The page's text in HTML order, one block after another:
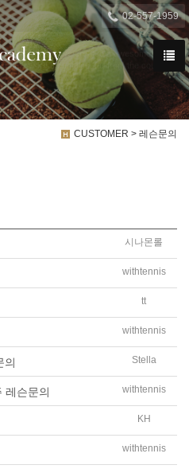
02-557-1959
We have created a awesome theme
the word mountains, far from the countries
CUSTOMER > 레슨문의
시나몬롤
withtennis
tt
withtennis
의 Stella
레슨문의 withtennis
KH
withtennis